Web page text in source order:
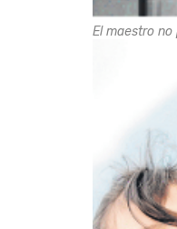
El maestro